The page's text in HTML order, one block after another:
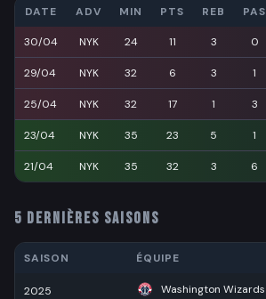
DATE ADV MIN PTS REB PAS
30/04 NYK 24 11 3 0
29/04 NYK 32 6 3 1
25/04 NYK 32 17 1 3
23/04 NYK 35 23 5 1
21/04 NYK 35 32 3 6
5 DERNIÈRES SAISONS
SAISON ÉQUIPE
2025 Washington Wizards